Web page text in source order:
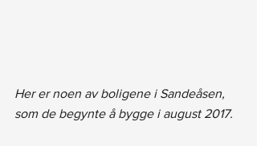
Her er noen av boligene i Sandeåsen,
som de begynte å bygge i august 2017.